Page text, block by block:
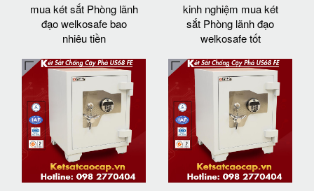
mua két sắt Phòng lãnh
đạo welkosafe bao
nhiêu tiền
kinh nghiệm mua két
sắt Phòng lãnh đạo
welkosafe tốt